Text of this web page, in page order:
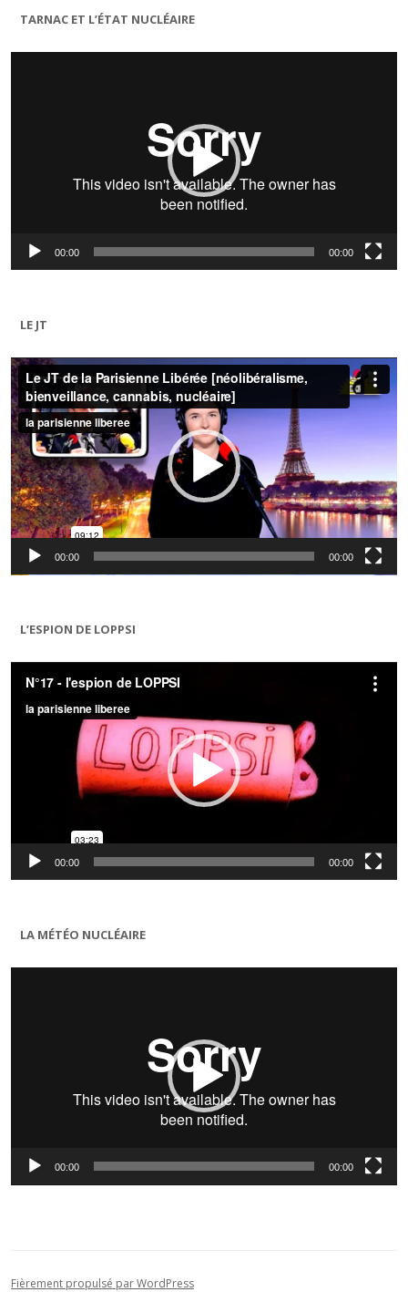
TARNAC ET L’ÉTAT NUCLÉAIRE
Lecteur
00:00 00:00
LE JT
Lecteur
vidéo
00:00 00:00
L’ESPION DE LOPPSI
Lecteur
vidéo
00:00 00:00
LA MÉTÉO NUCLÉAIRE
Lecteur
00:00 00:00
Fièrement propulsé par WordPress